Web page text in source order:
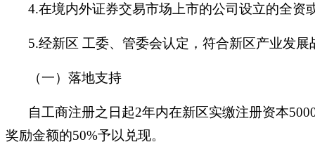
4.在境内外证券交易市场上市的公司设立的全
5.经新区 工委、管委会认定，符合新区产业发
（一）落地支持
自工商注册之日起2年内在新区实缴注册资本
奖励金额的50%予以兑现。